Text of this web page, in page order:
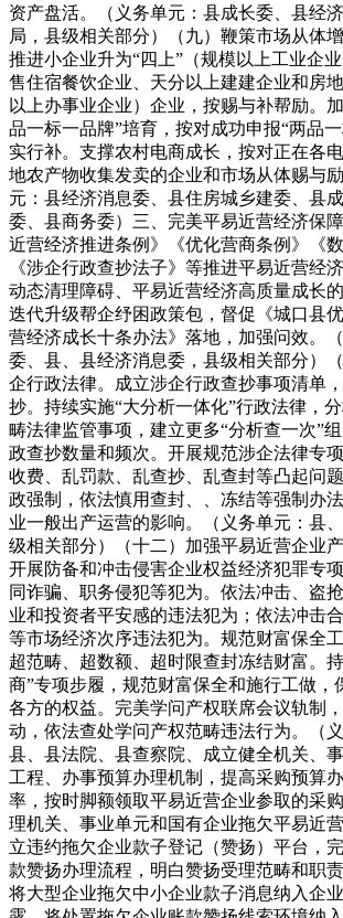
资产盘活。（义务单元：县成长委、县经
局，县级相关部分）（九）鞭策市场从体
推进小企业升为“四上”（规模以上工业企
售住宿餐饮企业、天分以上建建企业和房
以上办事业企业）企业，按赐与补帮励。
品一标一品牌”培育，按对成功申报“两品
实行补。支撑农村电商成长，按对正在各
地农产物收集发卖的企业和市场从体赐与
元：县经济消息委、县住房城乡建委、县
委、县商务委）三、完美平易近营经济保
近营经济推进条例》《优化营商条例》《
《涉企行政查抄法子》等推进平易近营经
动态清理障碍、平易近营经济高质量成长
迭代升级帮企纾困政策包，督促《城口县
营经济成长十条办法》落地，加强问效。
委、县、县经济消息委，县级相关部分）
企行政法律。成立涉企行政查抄事项清单
抄。持续实施“大分析一体化”行政法律，
畴法律监管事项，建立更多“分析查一次”
政查抄数量和频次。开展规范涉企法律专
收费、乱罚款、乱查抄、乱查封等凸起问
政强制，依法慎用查封、、冻结等强制办
业一般出产运营的影响。（义务单元：县
级相关部分）（十二）加强平易近营企业
开展防备和冲击侵害企业权益经济犯罪专
同诈骗、职务侵犯等犯为。依法冲击、盗
业和投资者平安感的违法犯为；依法冲击
等市场经济次序违法犯为。规范财富保全
超范畴、超数额、超时限查封冻结财富。
商”专项步履，规范财富保全和施行工做，
各方的权益。完美学问产权联席会议轨制
动，依法查处学问产权范畴违法行为。（
县、县法院、县查察院、成立健全机关、
工程、办事预算办理机制，提高采购预算
率，按时脚额领取平易近营企业参取的采
理机关、事业单元和国有企业拖欠平易近
立违约拖欠企业款子登记（赞扬）平台，
款赞扬办理流程，明白赞扬受理范畴和职
将大型企业拖欠中小企业款子消息纳入企